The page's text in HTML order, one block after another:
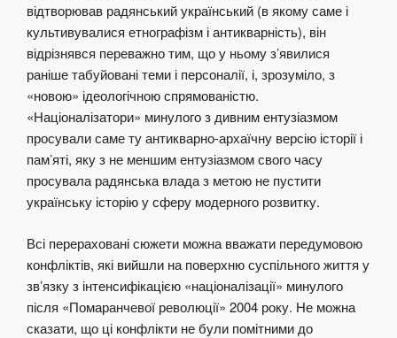
відтворював радянський український (в якому саме і
культивувалися етнографізм і антикварність), він
відрізнявся переважно тим, що у ньому з’явилися
раніше табуйовані теми і персоналії, і, зрозуміло, з
«новою» ідеологічною спрямованістю.
«Націоналізатори» минулого з дивним ентузіазмом
просували саме ту антикварно-архаїчну версію історії і
пам’яті, яку з не меншим ентузіазмом свого часу
просувала радянська влада з метою не пустити
українську історію у сферу модерного розвитку.
Всі перераховані сюжети можна вважати передумовою
конфліктів, які вийшли на поверхню суспільного життя у
зв’язку з інтенсифікацією «націоналізації» минулого
після «Помаранчевої революції» 2004 року. Не можна
сказати, що ці конфлікти не були помітними до